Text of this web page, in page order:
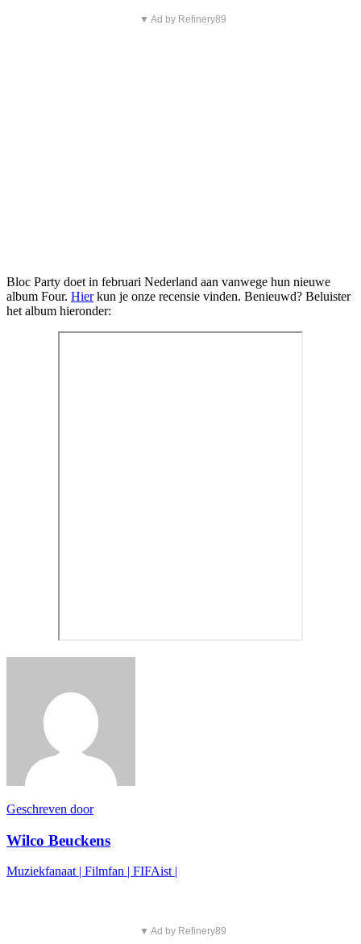
▼ Ad by Refinery89
Bloc Party doet in februari Nederland aan vanwege hun nieuwe
album Four. Hierkun je onze recensie vinden. Benieuwd? Beluister
het album hieronder:
Geschreven door
Wilco Beuckens
Muziekfanaat | Filmfan | FIFAist |
▼ Ad by Refinery89